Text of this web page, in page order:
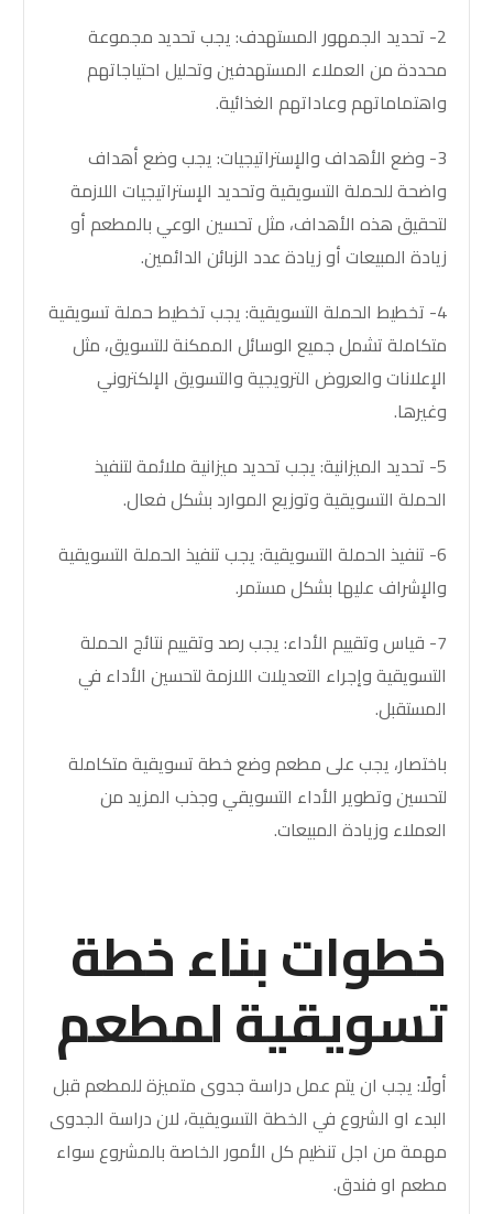
2- تحديد الجمهور المستهدف: يجب تحديد مجموعة
محددة من العملاء المستهدفين وتحليل احتياجاتهم
واهتماماتهم وعاداتهم الغذائية.
3- وضع الأهداف والإستراتيجيات: يجب وضع أهداف
واضحة للحملة التسويقية وتحديد الإستراتيجيات اللازمة
لتحقيق هذه الأهداف، مثل تحسين الوعي بالمطعم أو
زيادة المبيعات أو زيادة عدد الزبائن الدائمين.
4- تخطيط الحملة التسويقية: يجب تخطيط حملة تسويقية
متكاملة تشمل جميع الوسائل الممكنة للتسويق، مثل
الإعلانات والعروض الترويجية والتسويق الإلكتروني
وغيرها.
5- تحديد الميزانية: يجب تحديد ميزانية ملائمة لتنفيذ
الحملة التسويقية وتوزيع الموارد بشكل فعال.
6- تنفيذ الحملة التسويقية: يجب تنفيذ الحملة التسويقية
والإشراف عليها بشكل مستمر.
7- قياس وتقييم الأداء: يجب رصد وتقييم نتائج الحملة
التسويقية وإجراء التعديلات اللازمة لتحسين الأداء في
المستقبل.
باختصار، يجب على مطعم وضع خطة تسويقية متكاملة
لتحسين وتطوير الأداء التسويقي وجذب المزيد من
العملاء وزيادة المبيعات.
خطوات بناء خطة
تسويقية لمطعم
أولًا: يجب ان يتم عمل دراسة جدوى متميزة للمطعم قبل
البدء او الشروع في الخطة التسويقية، لان دراسة الجدوى
مهمة من اجل تنظيم كل الأمور الخاصة بالمشروع سواء
مطعم او فندق.